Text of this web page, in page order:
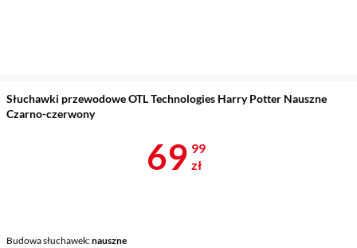
Słuchawki przewodowe OTL Technologies Harry Potter Nauszne
Czarno-czerwony
Budowa słuchawek nauszne
Cena 69,99
69 99
zł